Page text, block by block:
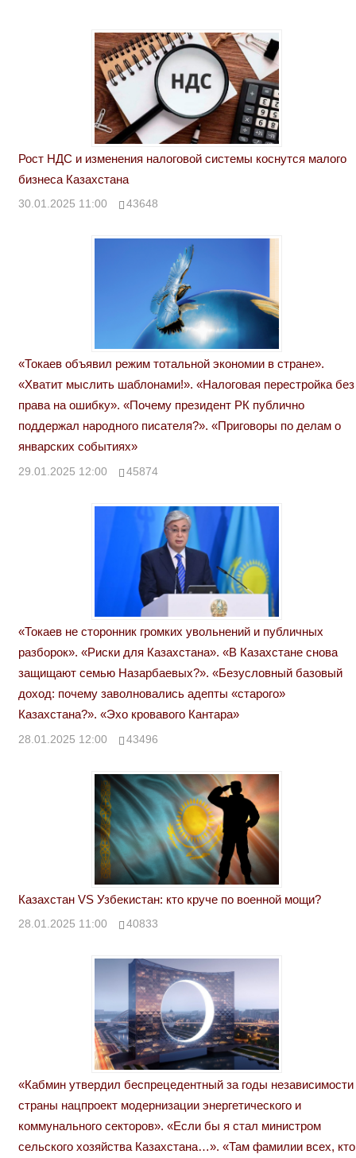
Рост НДС и изменения налоговой системы коснутся малого
бизнеса Казахстана
30.01.2025 11:00 43648
«Токаев объявил режим тотальной экономии в стране».
«Хватит мыслить шаблонами!». «Налоговая перестройка без
права на ошибку». «Почему президент РК публично
поддержал народного писателя?». «Приговоры по делам о
январских событиях»
29.01.2025 12:00 45874
«Токаев не сторонник громких увольнений и публичных
разборок». «Риски для Казахстана». «В Казахстане снова
защищают семью Назарбаевых?». «Безусловный базовый
доход: почему заволновались адепты «старого»
Казахстана?». «Эхо кровавого Кантара»
28.01.2025 12:00 43496
Казахстан VS Узбекистан: кто круче по военной мощи?
28.01.2025 11:00 40833
«Кабмин утвердил беспрецедентный за годы независимости
страны нацпроект модернизации энергетического и
коммунального секторов». «Если бы я стал министром
сельского хозяйства Казахстана…». «Там фамилии всех, кто